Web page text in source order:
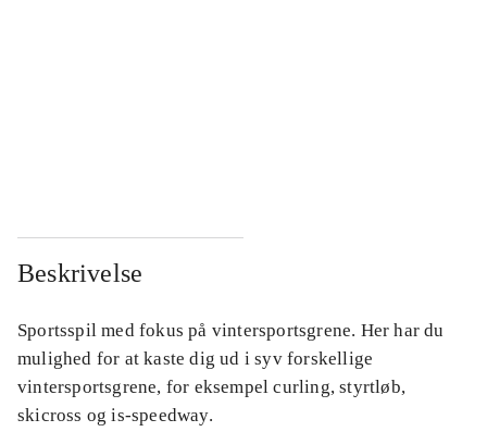
Beskrivelse
Sportsspil med fokus på vintersportsgrene. Her har du
mulighed for at kaste dig ud i syv forskellige
vintersportsgrene, for eksempel curling, styrtløb,
skicross og is-speedway.